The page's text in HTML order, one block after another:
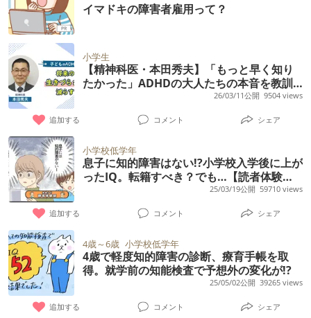
イマドキの障害者雇用って？
小学生
【精神科医・本田秀夫】「もっと早く知り
たかった」ADHDの大人たちの本音を教訓
に。自己評価を下げない子ども期の支援と
26/03/11公開 9504 views
追加する コメント シェア
小学校低学年
息子に知的障害はない!?小学校入学後に上が
ったIQ。転籍すべき？でも…【読者体験
25/03/19公開 59710 views
追加する コメント シェア
4歳～6歳 小学校低学年
4歳で軽度知的障害の診断、療育手帳を取
得。就学前の知能検査で予想外の変化が!?
25/05/02公開 39265 views
追加する コメント シェア